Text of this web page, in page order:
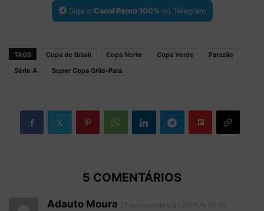
Siga o Canal Remo 100% no Telegram
TAGS Copa do Brasil Copa Norte Copa Verde
Parazão
Série A
Super Copa Grão-Pará
5 COMENTÁRIOS
Adauto Moura